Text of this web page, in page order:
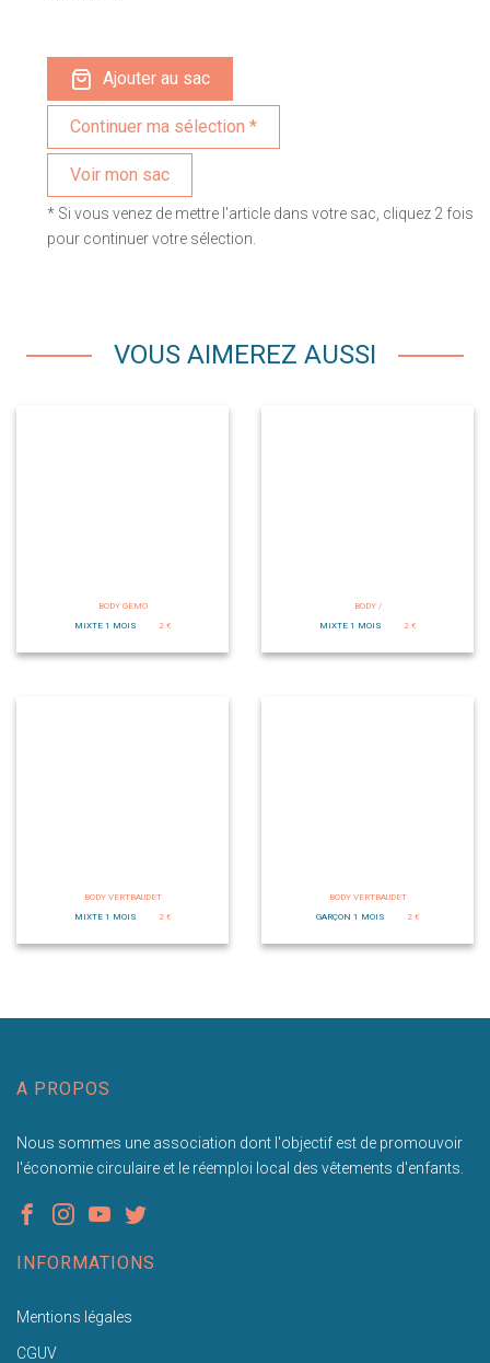
Ajouter au sac
Voir mon sac
* Si vous venez de mettre l'article dans votre sac, cliquez 2 fois
pour continuer votre sélection.
VOUS AIMEREZ AUSSI
BODY GEMO
MIXTE 1 MOIS
2 €
BODY /
MIXTE 1 MOIS
2 €
BODY VERTBAUDET
MIXTE 1 MOIS
2 €
BODY VERTBAUDET
GARÇON 1 MOIS
2 €
A PROPOS
Nous sommes une association dont l'objectif est de promouvoir
l'économie circulaire et le réemploi local des vêtements d'enfants.
INFORMATIONS
Mentions légales
CGUV